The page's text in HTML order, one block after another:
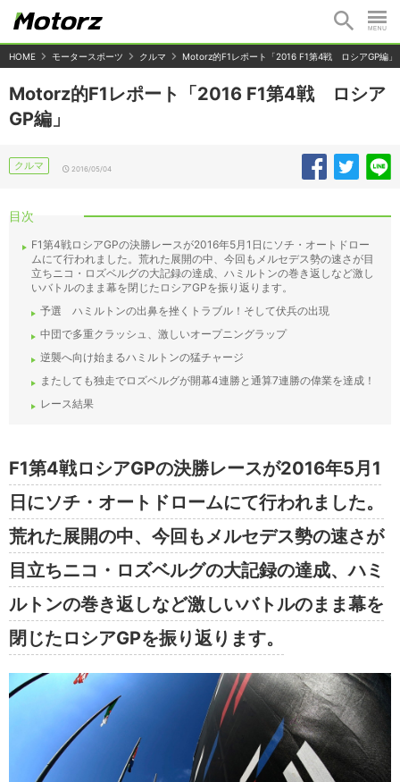
HOME モータースポーツ クルマ Motorz的F1レポート「2016 F1第4戦 ロシアGP編」
Motorz的F1レポート「2016 F1第4戦 ロシア
GP編」
クルマ 2016/05/04
目次
F1第4戦ロシアGPの決勝レースが2016年5月1日にソチ・オートドロー
ムにて行われました。荒れた展開の中、今回もメルセデス勢の速さが目
立ちニコ・ロズベルグの大記録の達成、ハミルトンの巻き返しなど激し
いバトルのまま幕を閉じたロシアGPを振り返ります。
予選 ハミルトンの出鼻を挫くトラブル！そして伏兵の出現
中団で多重クラッシュ、激しいオープニングラップ
逆襲へ向け始まるハミルトンの猛チャージ
またしても独走でロズベルグが開幕4連勝と通算7連勝の偉業を達成！
レース結果
F1第4戦ロシアGPの決勝レースが2016年5月1
日にソチ・オートドロームにて行われました。
荒れた展開の中、今回もメルセデス勢の速さが
目立ちニコ・ロズベルグの大記録の達成、ハミ
ルトンの巻き返しなど激しいバトルのまま幕を
閉じたロシアGPを振り返ります。